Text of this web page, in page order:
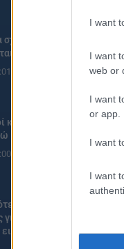
I want
I want
web or
I want
or app.
I want
I want
αργία
κερδίζουν
μπορείτε να
για τις ΠΕΠΑΣ